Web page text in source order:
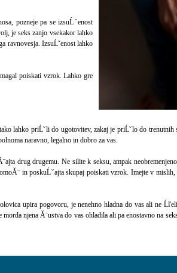
pozneje pa se izsuĹˇenost
je seks zanjo vsekakor lahko
ravnovesja. IzsuĹˇenost lahko
poiskati vzrok. Lahko gre
lahko priĹˇli do ugotovitev, zakaj je priĹˇlo do
naravno, legalno in dobro za vas.
drug drugemu. Ne silite k seksu, ampak
in poskuĹˇajta skupaj poiskati vzrok. Imejte v
upira pogovoru, je nenehno hladna do vas ali ne
njena Ă¨ustva do vas ohladila ali pa enostavno na